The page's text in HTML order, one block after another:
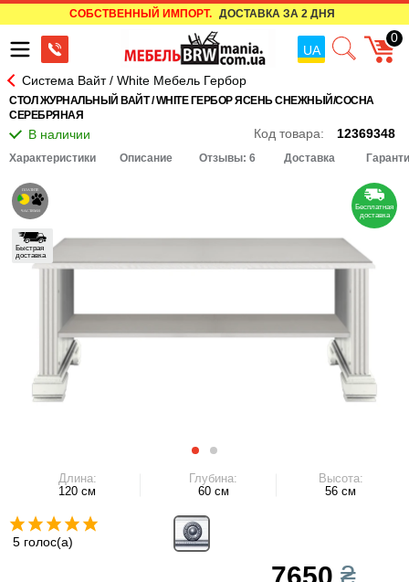
СОБСТВЕННЫЙ ИМПОРТ. ДОСТАВКА ЗА 2 ДНЯ
UA
0
Система Вайт / White Мебель Гербор
СТОЛ ЖУРНАЛЬНЫЙ ВАЙТ / WHITE ГЕРБОР ЯСЕНЬ СНЕЖНЫЙ/СОСНА
СЕРЕБРЯНАЯ
Код товара: 12369348
Характеристики Описание Отзывы: 6 Доставка
Длина:
120 см
Глубина:
60 см
Высота:
56 см
5 голос(а)
7650₴